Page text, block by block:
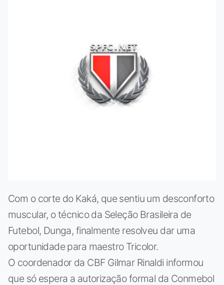
Com o corte do Kaká, que sentiu um desconforto
muscular, o técnico da Seleção Brasileira de
Futebol, Dunga, finalmente resolveu dar uma
oportunidade para maestro Tricolor.
O coordenador da CBF Gilmar Rinaldi informou
que só espera a autorização formal da Conmebol